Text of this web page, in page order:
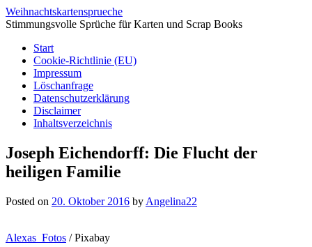
Weihnachtskartensprueche
Stimmungsvolle Sprüche für Karten und Scrap Books
Start
Cookie-Richtlinie (EU)
Impressum
Löschanfrage
Datenschutzerklärung
Disclaimer
Inhaltsverzeichnis
Joseph Eichendorff: Die Flucht der
heiligen Familie
Posted on 20. Oktober 2016 by Angelina22
Alexas_Fotos / Pixabay